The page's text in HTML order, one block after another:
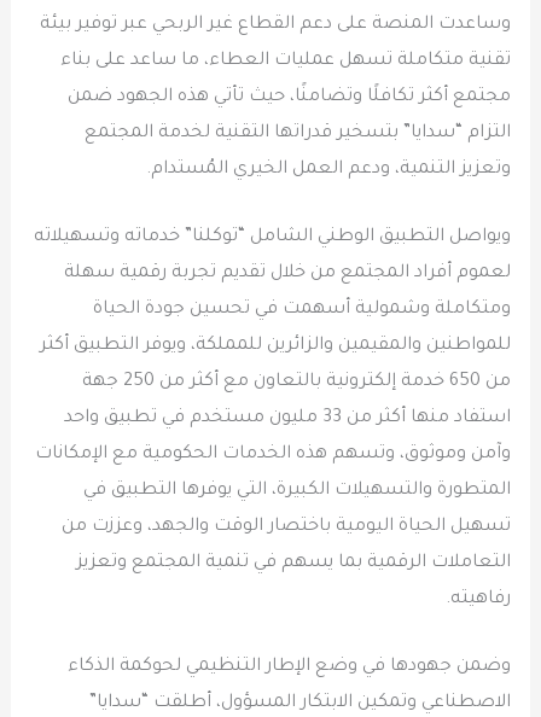
وساعدت المنصة على دعم القطاع غير الربحي عبر توفير بيئة
تقنية متكاملة تسهل عمليات العطاء، ما ساعد على بناء
مجتمع أكثر تكافلًا وتضامنًا، حيث تأتي هذه الجهود ضمن
التزام “سدايا” بتسخير قدراتها التقنية لخدمة المجتمع
وتعزيز التنمية، ودعم العمل الخيري المُستدام.
ويواصل التطبيق الوطني الشامل “توكلنا” خدماته وتسهيلاته
لعموم أفراد المجتمع من خلال تقديم تجربة رقمية سهلة
ومتكاملة وشمولية أسهمت في تحسين جودة الحياة
للمواطنين والمقيمين والزائرين للمملكة، ويوفر التطبيق أكثر
من 650 خدمة إلكترونية بالتعاون مع أكثر من 250 جهة
استفاد منها أكثر من 33 مليون مستخدم في تطبيق واحد
وآمن وموثوق، وتسهم هذه الخدمات الحكومية مع الإمكانات
المتطورة والتسهيلات الكبيرة، التي يوفرها التطبيق في
تسهيل الحياة اليومية باختصار الوقت والجهد، وعززت من
التعاملات الرقمية بما يسهم في تنمية المجتمع وتعزيز
رفاهيته.
وضمن جهودها في وضع الإطار التنظيمي لحوكمة الذكاء
الاصطناعي وتمكين الابتكار المسؤول، أطلقت “سدايا”